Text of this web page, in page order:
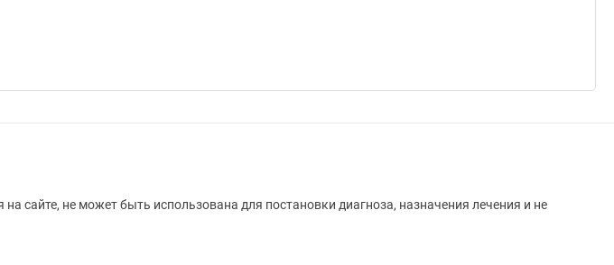
сайте, не может быть использована для постановки диагноза, назначения лечения и не